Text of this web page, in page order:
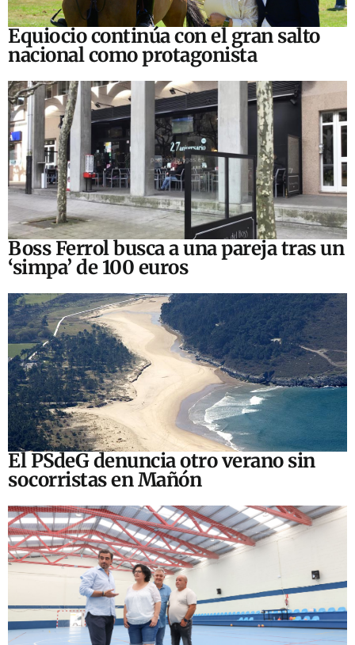
Equiocio continúa con el gran salto
nacional como protagonista
Boss Ferrol busca a una pareja tras un
‘simpa’ de 100 euros
El PSdeG denuncia otro verano sin
socorristas en Mañón